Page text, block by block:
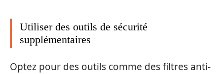
Utiliser des outils de sécurité
supplémentaires
Optez pour des outils comme des filtres anti-